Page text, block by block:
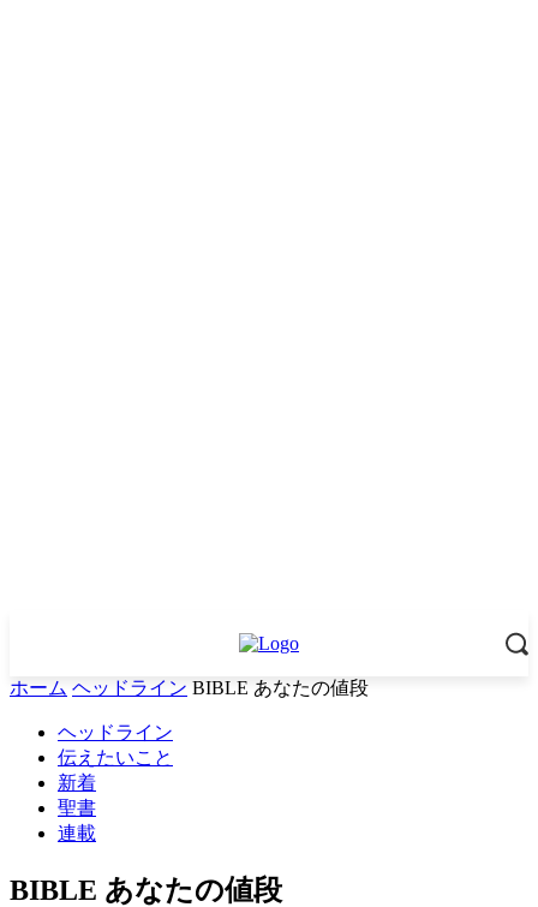
ホーム ヘッドライン BIBLE あなたの値段
ヘッドライン
伝えたいこと
新着
聖書
連載
BIBLE あなたの値段